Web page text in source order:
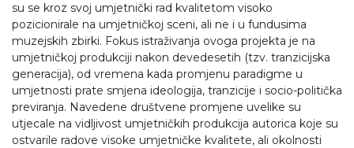
su se kroz svoj umjetnički rad kvalitetom visoko
pozicionirale na umjetničkoj sceni, ali ne i u fundusima
muzejskih zbirki. Fokus istraživanja ovoga projekta je na
umjetničkoj produkciji nakon devedesetih (tzv. tranzicijska
generacija), od vremena kada promjenu paradigme u
umjetnosti prate smjena ideologija, tranzicije i socio-politička
previranja. Navedene društvene promjene uvelike su
utjecale na vidljivost umjetničkih produkcija autorica koje su
ostvarile radove visoke umjetničke kvalitete, ali okolnosti